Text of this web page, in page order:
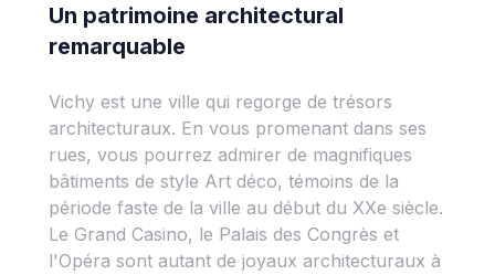
Un patrimoine architectural
remarquable
Vichy est une ville qui regorge de trésors
architecturaux. En vous promenant dans ses
rues, vous pourrez admirer de magnifiques
bâtiments de style Art déco, témoins de la
période faste de la ville au début du XXe siècle.
Le Grand Casino, le Palais des Congrès et
l'Opéra sont autant de joyaux architecturaux à